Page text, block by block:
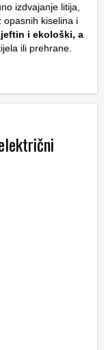
izdvajanje litija,
opasnih kiselina i
jeftin i ekološki, a
ili prehrane.